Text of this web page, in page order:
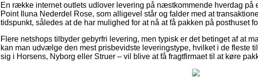
En række internet outlets udlover levering på næstkommende hverdag på
Point Iluna Nederdel Rose, som alligevel står og falder med at
tidspunkt, således at de har mulighed for at nå at få pakken på posthuset
Flere netshops tilbyder gebyrfri levering, men typisk er det betinget af at
kan man udvælge den mest prisbevidste leveringstype, hvilket i de fleste
sig i Horsens, Nyborg eller Struer – vil blive at få fragtfirmaet til at køre